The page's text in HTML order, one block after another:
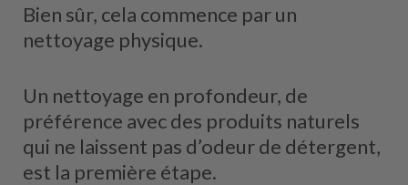
Bien sûr, cela commence par un
nettoyage physique.
Un nettoyage en profondeur, de
préférence avec des produits naturels
qui ne laissent pas d’odeur de détergent,
est la première étape.